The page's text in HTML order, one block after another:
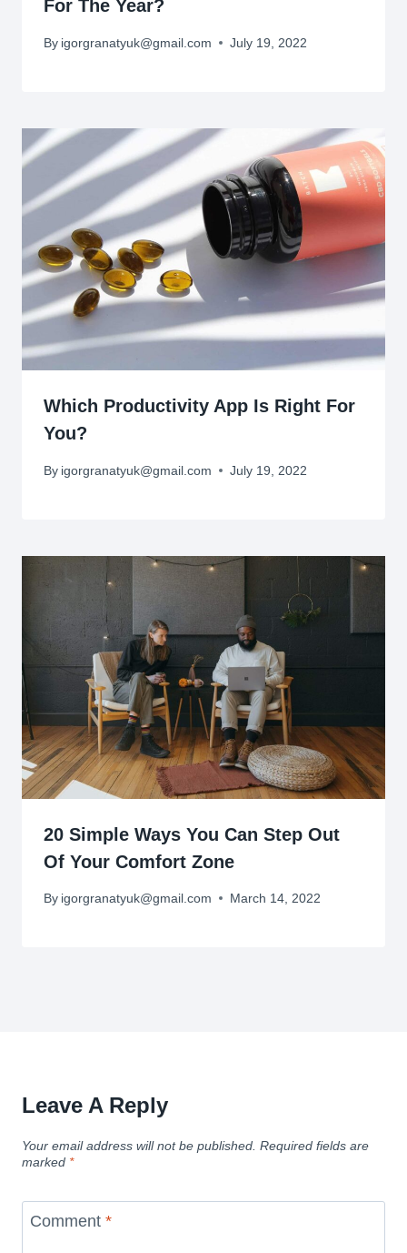
For The Year?
By igorgranatyuk@gmail.com July 19, 2022
Which Productivity App Is Right For
You?
By igorgranatyuk@gmail.com July 19, 2022
20 Simple Ways You Can Step Out
Of Your Comfort Zone
By igorgranatyuk@gmail.com March 14, 2022
Leave A Reply
Your email address will not be published. Required fields are
marked *
Comment *